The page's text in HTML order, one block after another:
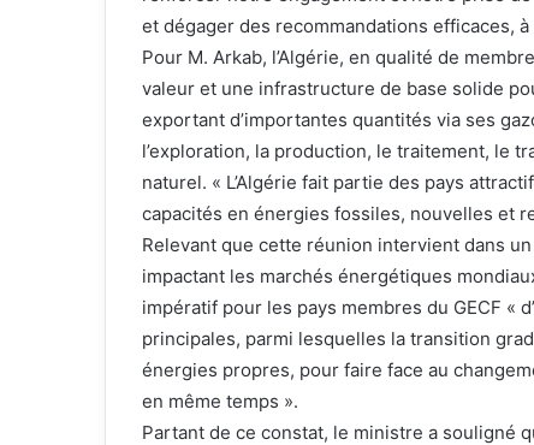
et dégager des recommandations efficaces,
Pour M. Arkab, l’Algérie, en qualité de
valeur et une infrastructure de base solide
exportant d’importantes quantités via ses
l’exploration, la production, le traitement, le
naturel. « L’Algérie fait partie des pays
capacités en énergies fossiles, nouvelles et
Relevant que cette réunion intervient dans
impactant les marchés énergétiques
impératif pour les pays membres du GECF «
principales, parmi lesquelles la transition
énergies propres, pour faire face au
en même temps ».
Partant de ce constat, le ministre a souligné